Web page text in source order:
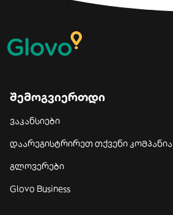
შემოგვიერთდი
ვაკანსიები
დაარეგისტრირეთ თქვენი კომპანია
გლოვერები
Glovo Business